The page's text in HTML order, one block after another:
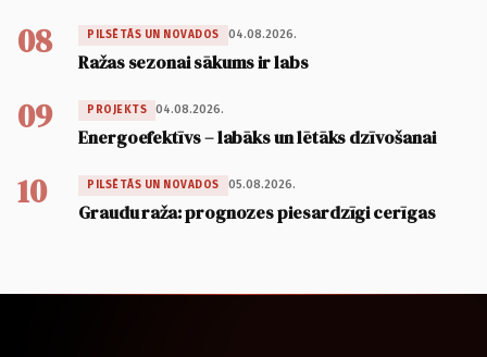
08 PILSĒTĀS UN NOVADOS 04.08.2026.
Ražas sezonai sākums ir labs
09 PROJEKTS 04.08.2026.
Energoefektīvs – labāks un lētāks dzīvošanai
10 PILSĒTĀS UN NOVADOS 05.08.2026.
Graudu raža: prognozes piesardzīgi cerīgas